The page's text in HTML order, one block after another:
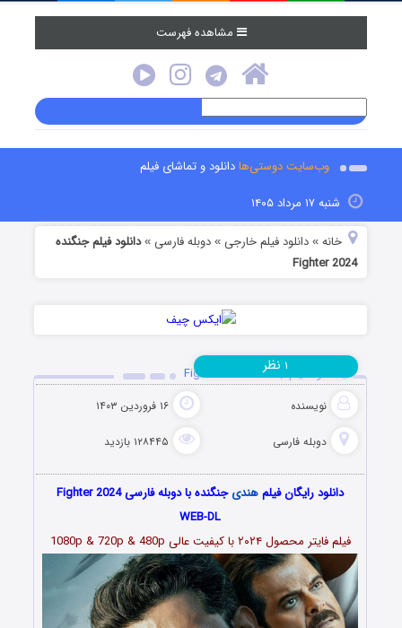
مشاهده فهرست
وب‌سایت دوستی‌هادانلود و تماشای فیلم
شنبه ۱۷ مرداد ۱۴۰۵
خانه »دانلود فیلم خارجی »دوبله فارسی »دانلود فیلم جنگنده
Fighter 2024
دانلود فیلم جنگنده Fighter 2024
نویسنده ۱۶ فروردین ۱۴۰۳
دوبله فارسی ۱۲۸۴۴۵ بازدید
۱ نظر
دانلود رایگان فیلمهندی
جنگنده با دوبله فارسی Fighter 2024
WEB-DL
فیلم فایتر محصول ۲۰۲۴ با کیفیت عالی 1080p & 720p & 480p